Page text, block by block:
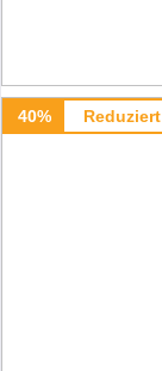
40% Reduziert